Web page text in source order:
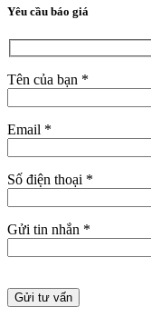
Yêu cầu báo giá
Tên của bạn *
Email *
Số điện thoại *
Gửi tin nhắn *